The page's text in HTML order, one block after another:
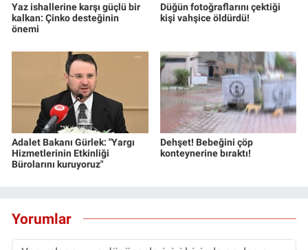
Yaz ishallerine karşı güçlü bir
kalkan: Çinko desteğinin
önemi
Düğün fotoğraflarını çektiği
kişi vahşice öldürdü!
Adalet Bakanı Gürlek: "Yargı
Hizmetlerinin Etkinliği
Bürolarını kuruyoruz"
Dehşet! Bebeğini çöp
konteynerine bıraktı!
Yorumlar